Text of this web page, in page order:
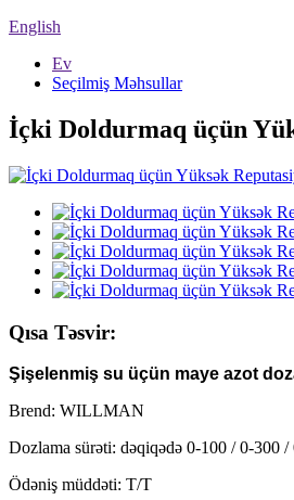
English
Ev
Seçilmiş Məhsullar
İçki Doldurmaq üçün
Qısa Təsvir:
Şişelenmiş su üçün maye azot
Brend: WILLMAN
Dozlama sürəti: dəqiqədə 0-100 / 0-300
Ödəniş müddəti: T/T